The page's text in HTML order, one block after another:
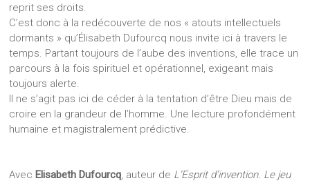
reprit ses droits.
C’est donc à la redécouverte de nos « atouts intellectuels
dormants » qu’Élisabeth Dufourcq nous invite ici à travers le
temps. Partant toujours de l’aube des inventions, elle trace un
parcours à la fois spirituel et opérationnel, exigeant mais
toujours alerte.
Il ne s’agit pas ici de céder à la tentation d’être Dieu mais de
croire en la grandeur de l’homme. Une lecture profondément
humaine et magistralement prédictive.
Avec Elisabeth Dufourcq, auteur de L’Esprit d’invention. Le jeu